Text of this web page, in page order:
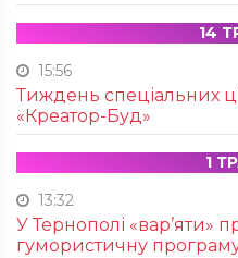
14
15:56
Тиждень спеціальних
«Креатор-Буд»
1
13:32
У Тернополі «вар’яти»
гумористичну